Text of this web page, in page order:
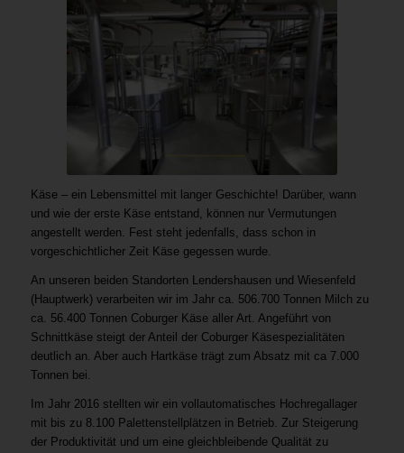
Käse – ein Lebensmittel mit langer Geschichte! Darüber, wann
und wie der erste Käse entstand, können nur Vermutungen
angestellt werden. Fest steht jedenfalls, dass schon in
vorgeschichtlicher Zeit Käse gegessen wurde.
An unseren beiden Standorten Lendershausen und Wiesenfeld
(Hauptwerk) verarbeiten wir im Jahr ca. 506.700 Tonnen Milch zu
ca. 56.400 Tonnen Coburger Käse aller Art. Angeführt von
Schnittkäse steigt der Anteil der Coburger Käsespezialitäten
deutlich an. Aber auch Hartkäse trägt zum Absatz mit ca 7.000
Tonnen bei.
Im Jahr 2016 stellten wir ein vollautomatisches Hochregallager
mit bis zu 8.100 Palettenstellplätzen in Betrieb. Zur Steigerung
der Produktivität und um eine gleichbleibende Qualität zu